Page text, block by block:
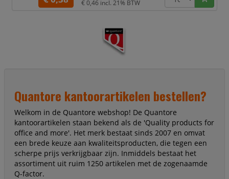
helderheid en gemak in uw
Met een inkt op alcoholbasis bieden
deze stiften een soepele, gelijkmatige
schrijfervaring die moeiteloos over het
€ 0,46 incl. 21% BTW
Quantore kantoorartikelen bestellen?
Welkom in de Quantore webshop! De Quantore
kantoorartikelen staan bekend als de 'Quality products for
office and more'. Het merk bestaat sinds 2007 en omvat
een brede keuze aan kwaliteitsproducten, die tegen een
scherpe prijs verkrijgbaar zijn. Inmiddels bestaat het
assortiment uit ruim 1250 artikelen met de zogenaamde
Q-factor.